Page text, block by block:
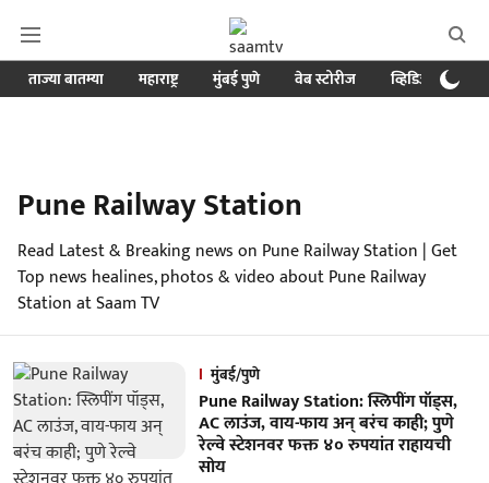
ताज्या बातम्या महाराष्ट्र मुंबई पुणे वेब स्टोरीज व्हिडिओ
Pune Railway Station
Read Latest & Breaking news on Pune Railway Station | Get
Top news healines, photos & video about Pune Railway
Station at Saam TV
मुंबई/पुणे
Pune Railway Station: स्लिपींग पॉड्स,
AC लाउंज, वाय-फाय अन् बरंच काही; पुणे
रेल्वे स्टेशनवर फक्त ४० रुपयांत राहायची
सोय